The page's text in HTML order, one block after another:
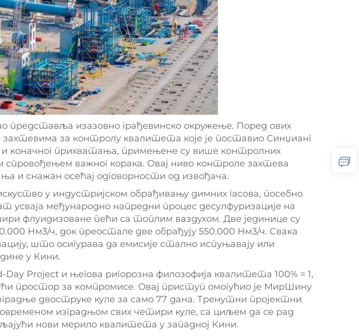
изазовно грађевинско окружење. Поред ових
за контролу квалитета које је поставио Синџианг
коначног прихватања, примењене су више контролних
спровођењем важног корака. Овај ниво контроле захтева
и снажан осећај одговорности од извођача.
у индустријском обрађивању димних гасова, посебно
усваја међународно напредни процес десулфуризације на
флуидизоване пећи са топлим ваздухом. Две јединице су
Нм3/ч, док преостале две обрађују 550.000 Нм3/ч. Свака
што осигурава да емисије стално испуњавају или
у Кини.
Project и његова ригорозна филозофија квалитета 100% = 1,
простор за компромисе. Овај приступ омогућио је МирШину
двоструке куле за само 77 дана. Тренутни пројектни
изградњом свих четири куле, са циљем да се рад
нови мерило квалитета у западној Кини.